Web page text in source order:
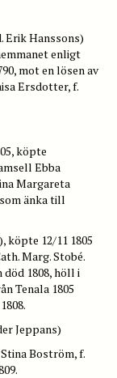
Erik Hanssons)
enligt
mot en lösen av
Ersdotter, f.
köpte
Ebba
Margareta
änka till
köpte 12/11 1805
Marg. Stobé.
1808, höll i
Tenala 1805
Jeppans)
Boström, f.